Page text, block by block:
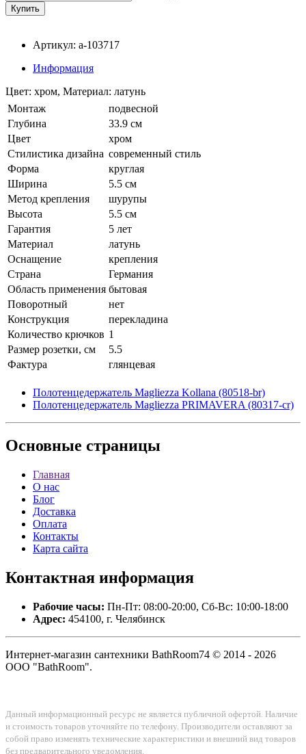
Артикул: a-103717
Информация
Цвет: хром, Материал: латунь
Монтаж
подвесной
Глубина
33.9 см
Цвет
хром
Стилистика дизайна современный стиль
Форма
круглая
Ширина
5.5 см
Метод крепления
шурупы
Высота
5.5 см
Гарантия
5 лет
Материал
латунь
Оснащение
крепления
Страна
Германия
Область применения бытовая
Поворотный
нет
Конструкция
перекладина
Количество крючков 1
Размер розетки, см
5.5
Фактура
глянцевая
Полотенцедержатель Magliezza Kollana (80518-br)
Полотенцедержатель Magliezza PRIMAVERA (80317-cr)
Основные страницы
Главная
О нас
Блог
Доставка
Оплата
Контакты
Карта сайта
Контактная информация
Рабочие часы: Пн-Пт: 08:00-20:00, Сб-Вс: 10:00-18:00
Адрес: 454100, г. Челябинск
Интернет-магазин сантехники BathRoom74 © 2014 - 2026
ООО "BathRoom".
Данный информационный ресурс не является публичной офертой. Наличие
и стоимость товаров уточняйте по телефону. Производители оставляют за
собой право изменять технические характеристики и внешний вид товаров
без предварительного уведомления.